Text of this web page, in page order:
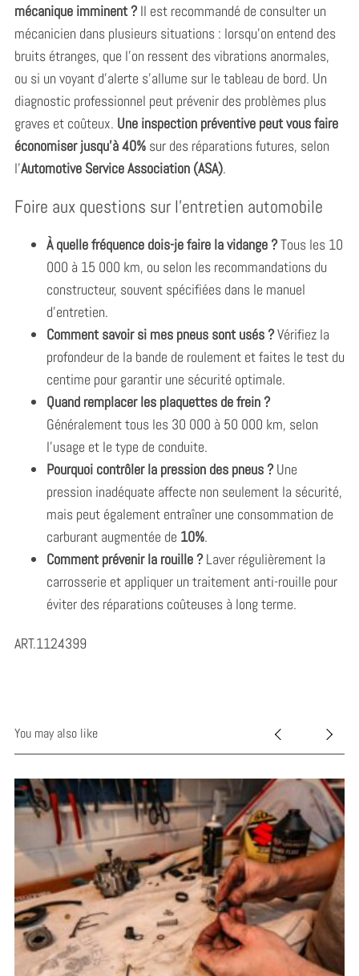
mécanique imminent ?Il est recommandé de consulter un
mécanicien dans plusieurs situations : lorsqu’on entend des
bruits étranges, que l’on ressent des vibrations anormales,
ou si un voyant d’alerte s’allume sur le tableau de bord. Un
diagnostic professionnel peut prévenir des problèmes plus
graves et coûteux. Une inspection préventive peut vous faire
économiser jusqu’à 40%sur des réparations futures, selon
l’Automotive Service Association (ASA).
Foire aux questions sur l’entretien automobile
À quelle fréquence dois-je faire la vidange ?Tous les 10
000 à 15 000 km, ou selon les recommandations du
constructeur, souvent spécifiées dans le manuel
d’entretien.
Comment savoir si mes pneus sont usés ?Vérifiez la
profondeur de la bande de roulement et faites le test du
centime pour garantir une sécurité optimale.
Quand remplacer les plaquettes de frein ?
Généralement tous les 30 000 à 50 000 km, selon
l’usage et le type de conduite.
Pourquoi contrôler la pression des pneus ?Une
pression inadéquate affecte non seulement la sécurité,
mais peut également entraîner une consommation de
carburant augmentée de 10%.
Comment prévenir la rouille ?Laver régulièrement la
carrosserie et appliquer un traitement anti-rouille pour
éviter des réparations coûteuses à long terme.
ART.1124399
You may also like